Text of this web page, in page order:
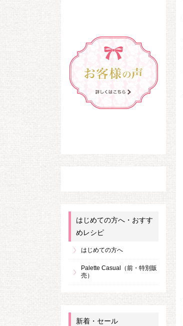
はじめての方へ・おすす
めレシピ
はじめての方へ
Palette Casual（前・特別販
売）
新着・セール